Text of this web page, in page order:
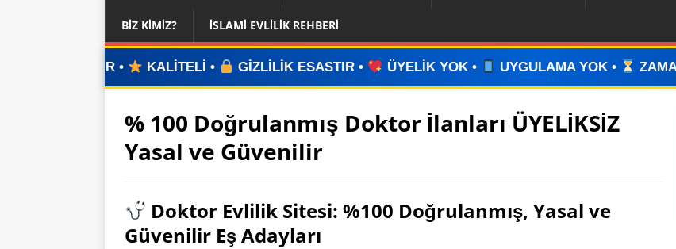
BIZ KIMIZ? İSLAMI EVLILIK REHBERI
KALİTELİ • GİZLİLİK ESASTIR • ÜYELİK YOK • UYGULAMA YOK • ZAMAN KAYBI YOK •
% 100 Doğrulanmış Doktor İlanları ÜYELİKSİZ
Yasal ve Güvenilir
Doktor Evlilik Sitesi: %100 Doğrulanmış, Yasal ve
Güvenilir Eş Adayları